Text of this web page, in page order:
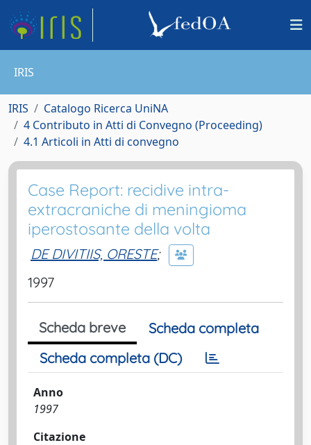
IRIS
IRIS
Catalogo Ricerca UniNA
4 Contributo in Atti di Convegno (Proceeding)
4.1 Articoli in Atti di convegno
Case Report: recidive intra-
extracraniche di meningioma
iperostosante della volta
DE DIVITIIS, ORESTE;
1997
Scheda breve
Scheda completa
Scheda completa (DC)
Anno
1997
Citazione